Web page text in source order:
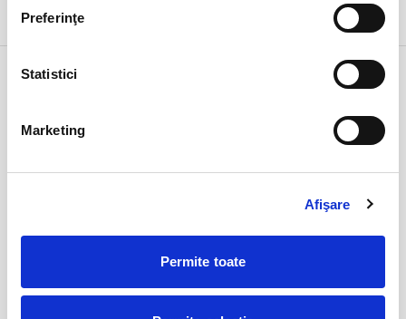
Preferinţe
Statistici
Marketing
Afişare
Permite toate
alte zile: 14 aug
Bucuresti, FF Theatre - Centru Vechi